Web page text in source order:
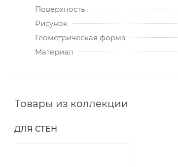
Поверхность
Рисунок
Геометрическая форма
Материал
Товары из коллекции
ДЛЯ СТЕН